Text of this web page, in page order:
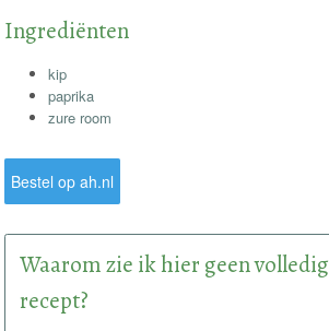
Ingrediënten
kip
paprika
zure room
Bestel op ah.nl
Waarom zie ik hier geen volledig
recept?